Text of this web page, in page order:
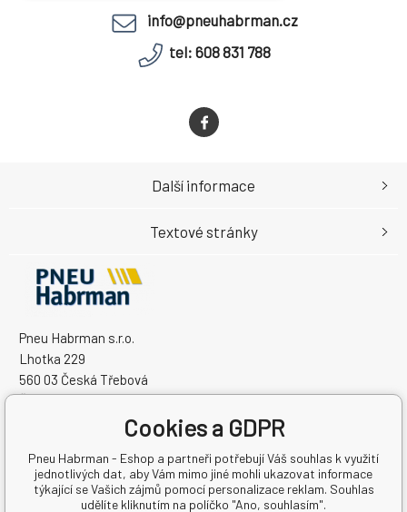
info@pneuhabrman.cz
tel: 608 831 788
Pneu Habrman s.r.o.
Lhotka 229
560 03 Česká Třebová
Česká Republika
Další informace
Textové stránky
Cookies a GDPR
Pneu Habrman - Eshop a partneři potřebují Váš souhlas k využití
jednotlivých dat, aby Vám mimo jiné mohli ukazovat informace
týkající se Vašich zájmů pomocí personalizace reklam. Souhlas
udělíte kliknutím na políčko "Ano, souhlasím".